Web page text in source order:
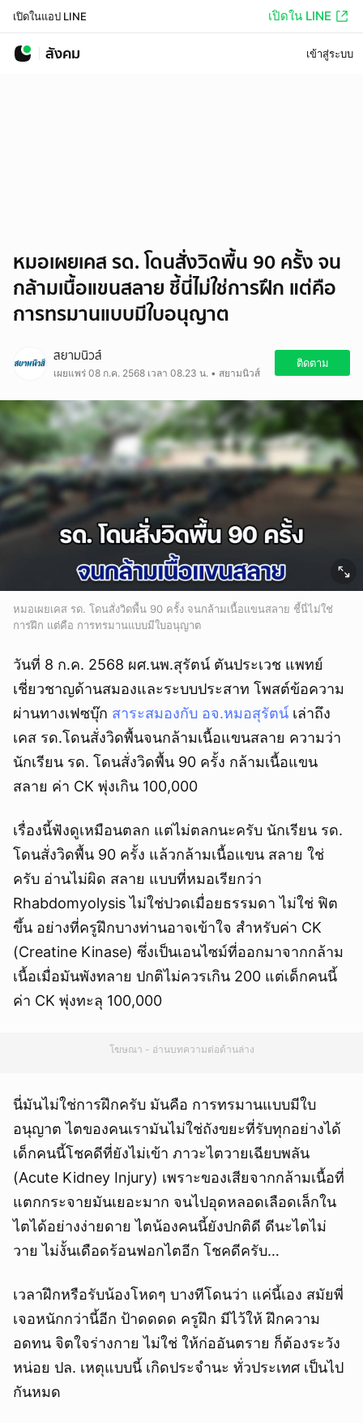
เปิดในแอป LINE เปิดใน LINE
สังคม เข้าสู่ระบบ
หมอเผยเคส รด. โดนสั่งวิดพื้น 90 ครั้ง จน
กล้ามเนื้อแขนสลาย ชี้นี่ไม่ใช่การฝึก แต่คือ
การทรมานแบบมีใบอนุญาต
สยามนิวส์
เผยแพร่ 08 ก.ค. 2568 เวลา 08.23 น. • สยามนิวส์
ติดตาม
หมอเผยเคส รด. โดนสั่งวิดพื้น 90 ครั้ง จนกล้ามเนื้อแขนสลาย ชี้นี่ไม่ใช่
การฝึก แต่คือ การทรมานแบบมีใบอนุญาต
วันที่ 8 ก.ค. 2568 ผศ.นพ.สุรัตน์ ตันประเวช แพทย์
เชี่ยวชาญด้านสมองและระบบประสาท โพสต์ข้อความ
ผ่านทางเฟซบุ๊ก สาระสมองกับ อจ.หมอสุรัตน์ เล่าถึง
เคส รด.โดนสั่งวิดพื้นจนกล้ามเนื้อแขนสลาย ความว่า
นักเรียน รด. โดนสั่งวิดพื้น 90 ครั้ง กล้ามเนื้อแขน
สลาย ค่า CK พุ่งเกิน 100,000
เรื่องนี้ฟังดูเหมือนตลก แต่ไม่ตลกนะครับ นักเรียน รด.
โดนสั่งวิดพื้น 90 ครั้ง แล้วกล้ามเนื้อแขน สลาย ใช่
ครับ อ่านไม่ผิด สลาย แบบที่หมอเรียกว่า
Rhabdomyolysis ไม่ใช่ปวดเมื่อยธรรมดา ไม่ใช่ ฟิต
ขึ้น อย่างที่ครูฝึกบางท่านอาจเข้าใจ สำหรับค่า CK
(Creatine Kinase) ซึ่งเป็นเอนไซม์ที่ออกมาจากกล้าม
เนื้อเมื่อมันพังทลาย ปกติไม่ควรเกิน 200 แต่เด็กคนนี้
ค่า CK พุ่งทะลุ 100,000
โฆษณา - อ่านบทความต่อด้านล่าง
นี่มันไม่ใช่การฝึกครับ มันคือ การทรมานแบบมีใบ
อนุญาต ไตของคนเรามันไม่ใช่ถังขยะที่รับทุกอย่างได้
เด็กคนนี้โชคดีที่ยังไม่เข้า ภาวะไตวายเฉียบพลัน
(Acute Kidney Injury) เพราะของเสียจากกล้ามเนื้อที่
แตกกระจายมันเยอะมาก จนไปอุดหลอดเลือดเล็กใน
ไตได้อย่างง่ายดาย ไตน้องคนนี้ยังปกติดี ดีนะไตไม่
วาย ไม่งั้นเดือดร้อนฟอกไตอีก โชคดีครับ…
เวลาฝึกหรือรับน้องโหดๆ บางทีโดนว่า แค่นี้เอง สมัยพี่
เจอหนักกว่านี้อีก ป้าดดดด ครูฝึก มีไว้ให้ ฝึกความ
อดทน จิตใจร่างกาย ไม่ใช่ ให้ก่ออันตราย ก็ต้องระวัง
หน่อย ปล. เหตุแบบนี้ เกิดประจำนะ ทั่วประเทศ เป็นไป
กันหมด